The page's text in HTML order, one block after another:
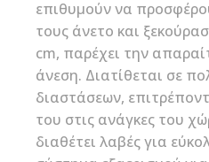
επιθυμούν να
τους άνετο και
cm, παρέχει την
άνεση. Διατίθεται σε
διαστάσεων,
του στις ανάγκες του
διαθέτει λαβές για